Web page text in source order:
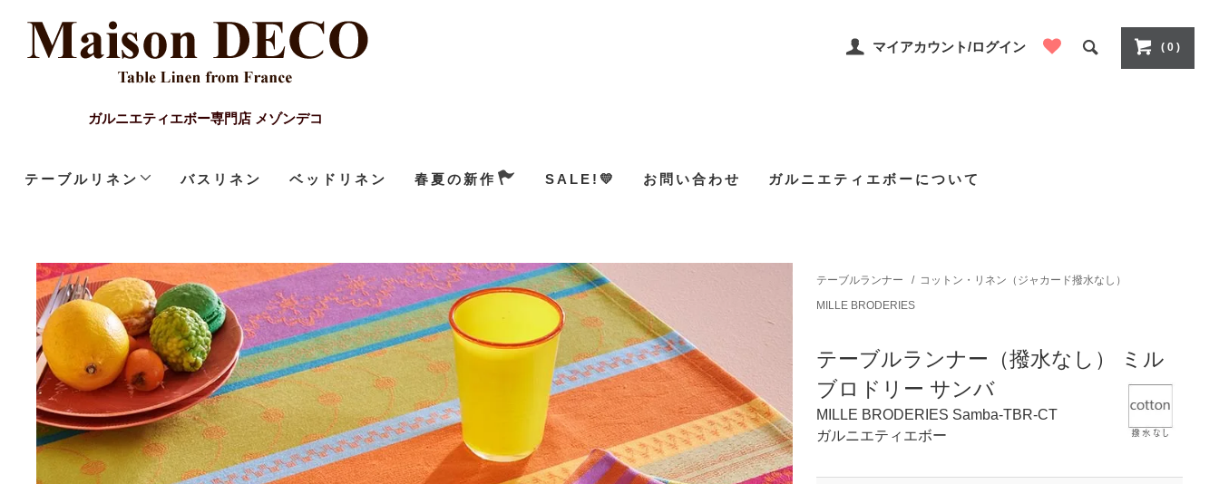
ガルニエティエボー専門店 メゾンデコ
マイアカウント/ログイン ( 0 )
テーブルリネン バスリネン ベッドリネン 春夏の新作 SALE!💛 お問い合わせ ガルニエティエボーについて
テーブルランナー / コットン・リネン（ジャカード撥水なし）
MILLE BRODERIES
テーブルランナー（撥水なし） ミル
ブロドリー サンバ
MILLE BRODERIES Samba-TBR-CT
ガルニエティエボー